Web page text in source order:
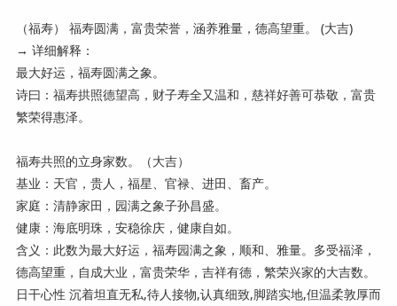
（福寿） 福寿圆满，富贵荣誉，涵养雅量，德高望重。 (大吉)
→ 详细解释：
最大好运，福寿圆满之象。
诗曰：福寿拱照德望高，财子寿全又温和，慈祥好善可恭敬，富贵
繁荣得惠泽。
福寿共照的立身家数。（大吉）
基业：天官，贵人，福星、官禄、进田、畜产。
家庭：清静家田，园满之象子孙昌盛。
健康：海底明珠，安稳徐庆，健康自如。
含义：此数为最大好运，福寿园满之象，顺和、雅量。多受福泽，
德高望重，自成大业，富贵荣华，吉祥有德，繁荣兴家的大吉数。
日干心性 沉着坦直无私,待人接物,认真细致,脚踏实地,但温柔敦厚而